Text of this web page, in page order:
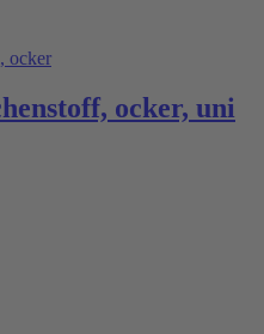
ocker, uni